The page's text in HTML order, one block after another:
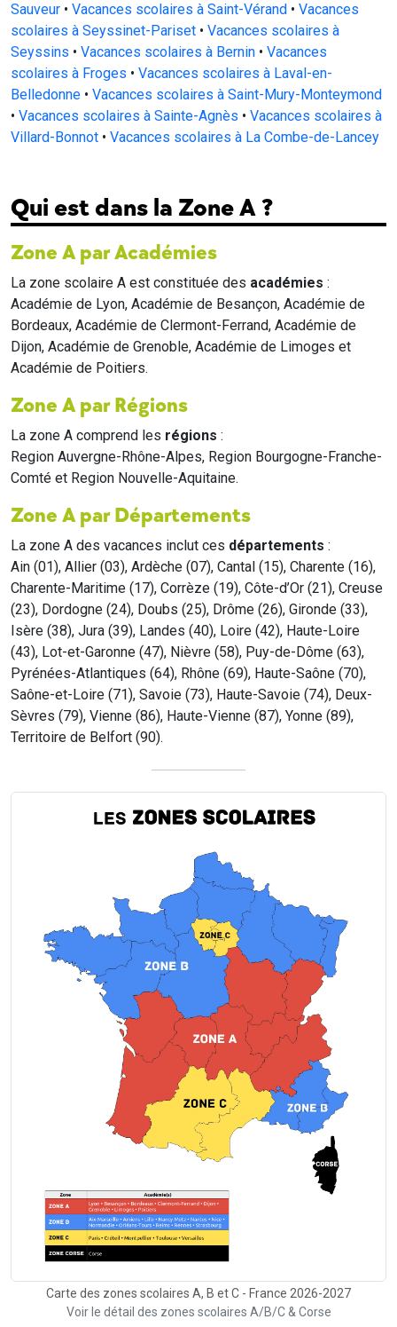
Sauveur • Vacances scolaires à Saint-Vérand • Vacances
scolaires à Seyssinet-Pariset • Vacances scolaires à
Seyssins • Vacances scolaires à Bernin • Vacances
scolaires à Froges • Vacances scolaires à Laval-en-
Belledonne • Vacances scolaires à Saint-Mury-Monteymond
• Vacances scolaires à Sainte-Agnès • Vacances scolaires à
Villard-Bonnot • Vacances scolaires à La Combe-de-Lancey
Qui est dans la Zone A ?
Zone A par Académies
La zone scolaire A est constituée des académies :
Académie de Lyon, Académie de Besançon, Académie de
Bordeaux, Académie de Clermont-Ferrand, Académie de
Dijon, Académie de Grenoble, Académie de Limoges et
Académie de Poitiers.
Zone A par Régions
La zone A comprend les régions :
Region Auvergne-Rhône-Alpes, Region Bourgogne-Franche-
Comté et Region Nouvelle-Aquitaine.
Zone A par Départements
La zone A des vacances inclut ces départements :
Ain (01), Allier (03), Ardèche (07), Cantal (15), Charente (16),
Charente-Maritime (17), Corrèze (19), Côte-d’Or (21), Creuse
(23), Dordogne (24), Doubs (25), Drôme (26), Gironde (33),
Isère (38), Jura (39), Landes (40), Loire (42), Haute-Loire
(43), Lot-et-Garonne (47), Nièvre (58), Puy-de-Dôme (63),
Pyrénées-Atlantiques (64), Rhône (69), Haute-Saône (70),
Saône-et-Loire (71), Savoie (73), Haute-Savoie (74), Deux-
Sèvres (79), Vienne (86), Haute-Vienne (87), Yonne (89),
Territoire de Belfort (90).
Carte des zones scolaires A, B et C - France 2026-2027
Voir le détail des zones scolaires A/B/C & Corse